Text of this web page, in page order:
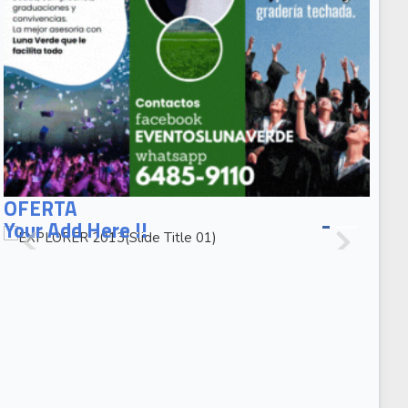
OFERTA
EXPLORER
2013(Slide
EXPLORER
Your Add Here !!